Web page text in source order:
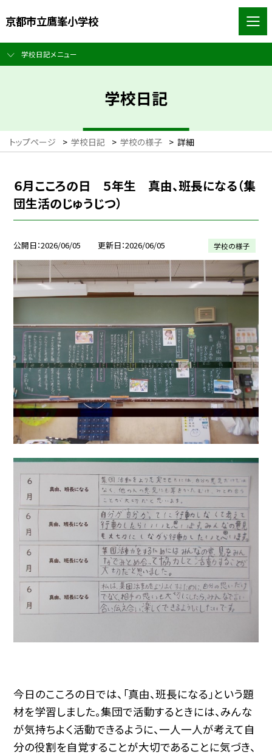
京都市立鷹峯小学校
学校日記メニュー
学校日記
トップページ > 学校日記 > 学校の様子 > 詳細
６月こころの日 ５年生 真由、班長になる（集
団生活のじゅうじつ）
公開日 2026/06/05 更新日 2026/06/05 学校の様子
今日のこころの日では、「真由、班長になる」という題
材を学習しました。集団で活動するときには、みんな
が気持ちよく活動できるように、一人一人が考えて自
分の役割を自覚することが大切であることに気づき、